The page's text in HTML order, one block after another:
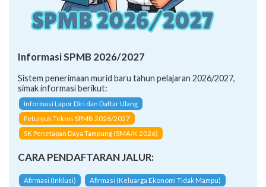
Sistem penerimaan murid baru tahun pelajaran 2026/2027,
Informasi Lapor Diri dan Daftar Ulang
Petunjuk Teknis SPMB 2026/2027
SK Penetapan Daya Tampung (SMA/K 2026)
CARA PENDAFTARAN JALUR:
Afirmasi (Inklusi)
Afirmasi (Keluarga Ekonomi Tidak Mampu)
Mutasi (Anak Guru)
Mutasi (Perpindahan Tugas Orang Tua/Wali)